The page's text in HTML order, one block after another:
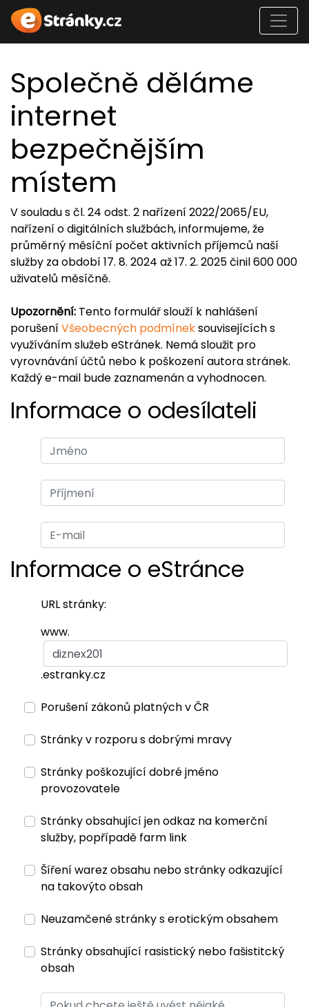
Společně děláme
internet
bezpečnějším
místem
V souladu s čl. 24 odst. 2 nařízení 2022/2065/EU,
nařízení o digitálních službách, informujeme, že
průměrný měsíční počet aktivních příjemců naší
služby za období 17. 8. 2024 až 17. 2. 2025 činil 600 000
uživatelů měsíčně.
Upozornění: Tento formulář slouží k nahlášení
porušeníVšeobecných podmíneksouvisejících s
využíváním služeb eStránek. Nemá sloužit pro
vyrovnávání účtů nebo k poškození autora stránek.
Každý e-mail bude zaznamenán a vyhodnocen.
Informace o odesílateli
Informace o eStránce
URL stránky:
www.
.estranky.cz
Porušení zákonů platných v ČR
Stránky v rozporu s dobrými mravy
Stránky poškozující dobré jméno
provozovatele
Stránky obsahující jen odkaz na komerční
služby, popřípadě farm link
Šíření warez obsahu nebo stránky odkazující
na takovýto obsah
Neuzamčené stránky s erotickým obsahem
Stránky obsahující rasistický nebo fašistitcký
obsah